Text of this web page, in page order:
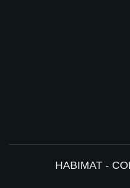
HABIMAT -